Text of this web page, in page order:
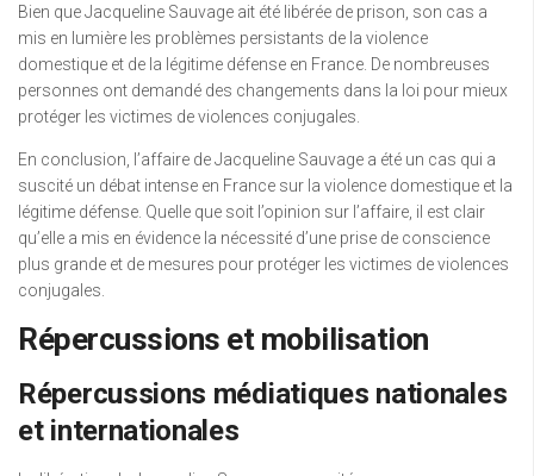
Bien que Jacqueline Sauvage ait été libérée de prison, son cas a
mis en lumière les problèmes persistants de la violence
domestique et de la légitime défense en France. De nombreuses
personnes ont demandé des changements dans la loi pour mieux
protéger les victimes de violences conjugales.
En conclusion, l’affaire de Jacqueline Sauvage a été un cas qui a
suscité un débat intense en France sur la violence domestique et la
légitime défense. Quelle que soit l’opinion sur l’affaire, il est clair
qu’elle a mis en évidence la nécessité d’une prise de conscience
plus grande et de mesures pour protéger les victimes de violences
conjugales.
Répercussions et mobilisation
Répercussions médiatiques nationales
et internationales